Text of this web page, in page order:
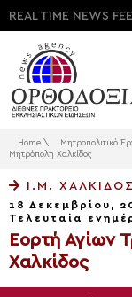
REAL TIME NEWS
Home \ Μητροπολιτικό
Μητρόπολη Χαλκίδος
Ι.Μ. ΧΑΛΚΊΔΟΣ
18 Δεκεμβρίου,
Τελευταία
Εορτή Αγίων
Χαλκίδος